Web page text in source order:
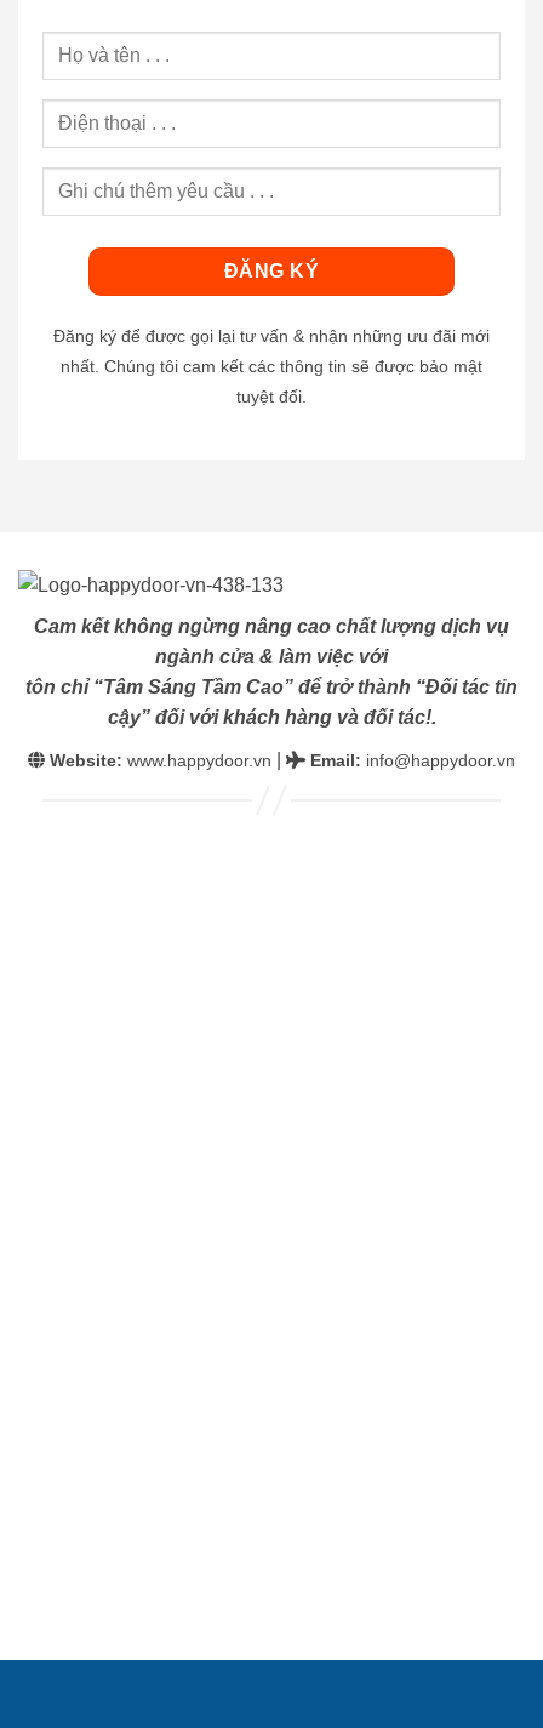
Đăng ký để được gọi lại tư vấn & nhận những ưu đãi mới
nhất. Chúng tôi cam kết các thông tin sẽ được bảo mật
tuyệt đối.
Cam kết không ngừng nâng cao chất lượng dịch vụ
ngành cửa & làm việc với
tôn chỉ “Tâm Sáng Tầm Cao” để trở thành “Đối tác tin
cậy” đối với khách hàng và đối tác!.
Website: www.happydoor.vn Email: info@happydoor.vn